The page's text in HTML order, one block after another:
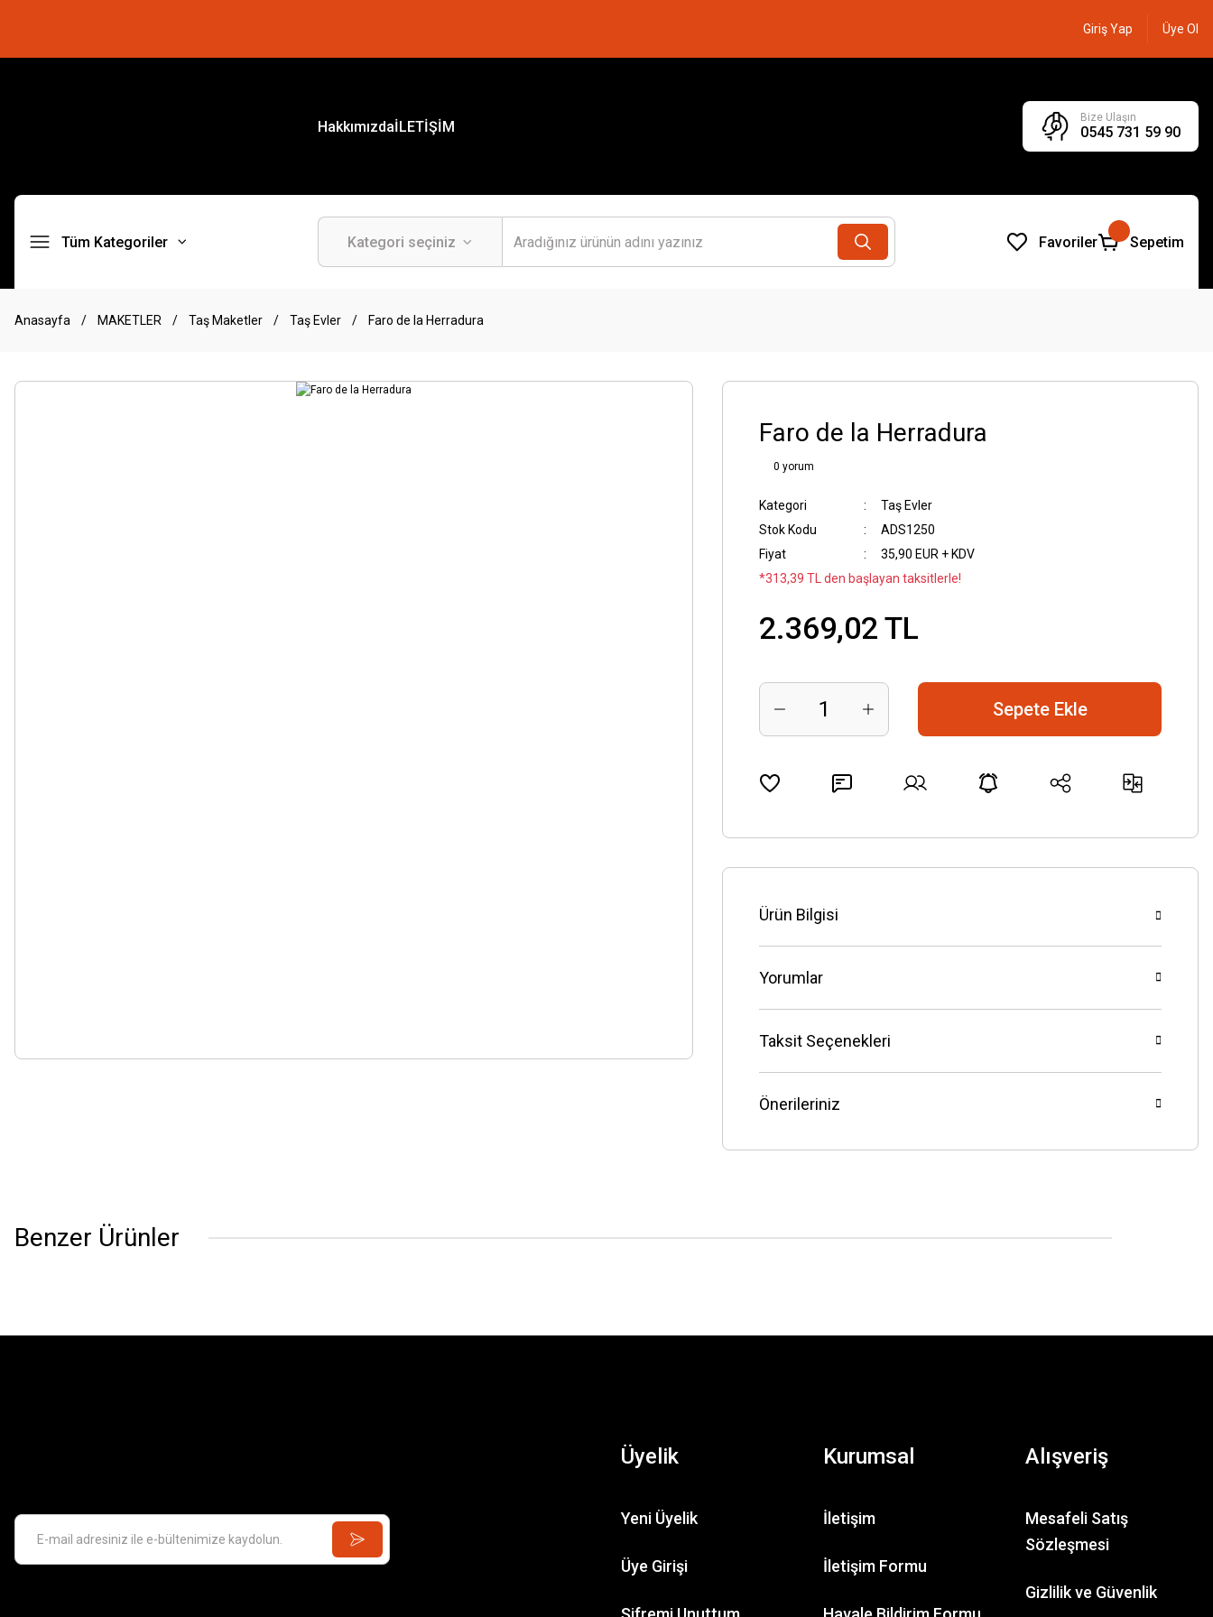
Giriş Yap Üye Ol
HakkımızdaİLETİŞİM
Bize Ulaşın
0545 731 59 90
Tüm Kategoriler Favoriler Sepetim
Anasayfa MAKETLER Taş Maketler Taş Evler Faro de la Herradura
Faro de la Herradura
0 yorum
Kategori
Taş Evler
Stok Kodu
ADS1250
Fiyat
35,90 EUR + KDV
*313,39 TL den başlayan taksitlerle!
2.369,02 TL
Sepete Ekle
Ürün Bilgisi
Yorumlar
Taksit Seçenekleri
Önerileriniz
Benzer Ürünler
2.144,65 TL 4.863,41 TL
Üyelik
Yeni Üyelik
Üye Girişi
Kurumsal
İletişim
İletişim Formu
Alışveriş
Mesafeli Satış
Sözleşmesi
Gizlilik ve Güvenlik